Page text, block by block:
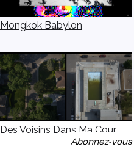
Mongkok Babylon
Des Voisins Dans Ma Cour
Abonnez-vous